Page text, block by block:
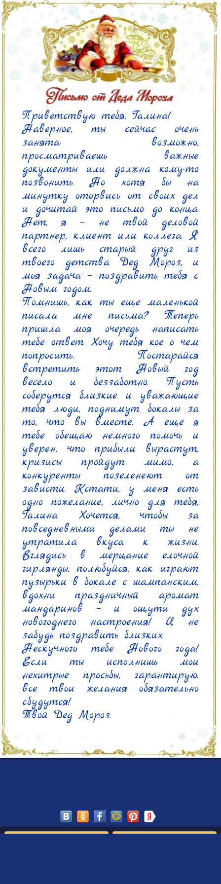
Приветствую тебя, Галина!
Наверное, ты сейчас очень
занята: возможно,
просматриваешь важные
документы или должна кому-то
позвонить. Но хотя бы на
минутку оторвись от своих дел
и дочитай это письмо до конца.
Нет, я – не твой деловой
партнер, клиент или коллега. Я
всего лишь старый друг из
твоего детства Дед Мороз, и
моя задача – поздравить тебя с
Новым годом.
Помнишь, как ты еще маленькой
писала мне письма? Теперь
пришла моя очередь написать
тебе ответ. Хочу тебя кое о чем
попросить. Постарайся
встретить этот Новый год
весело и беззаботно. Пусть
соберутся близкие и уважающие
тебя люди, поднимут бокалы за
то, что вы вместе. А еще я
тебе обещаю немного помочь и
уверен, что прибыли вырастут,
кризисы пройдут мимо, а
конкуренты позеленеют от
зависти. Кстати, у меня есть
одно пожелание, лично для тебя,
Галина. Хочется, чтобы за
повседневными делами ты не
утратила вкуса к жизни.
Вглядись в мерцание елочной
гирлянды, полюбуйся, как играют
пузырьки в бокале с шампанским,
вдохни праздничный аромат
мандаринов – и ощути дух
новогоднего настроения! И не
забудь поздравить близких.
Нескучного тебе Нового года!
Если ты исполнишь мои
нехитрые просьбы, гарантирую:
все твои желания обязательно
сбудутся!
Твой Дед Мороз.